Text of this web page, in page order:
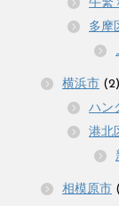
牛繁
多摩
横浜市 (2)
ハン
港北
相模原市